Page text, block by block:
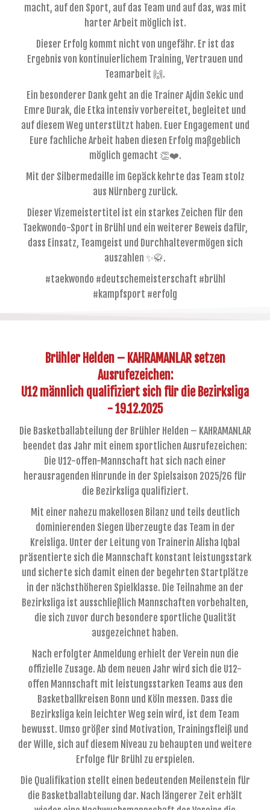
macht, auf den Sport, auf das Team und auf das, was mit
harter Arbeit möglich ist.
Dieser Erfolg kommt nicht von ungefähr. Er ist das
Ergebnis von kontinuierlichem Training, Vertrauen und
Teamarbeit 🙌.
Ein besonderer Dank geht an die Trainer Ajdin Sekic und
Emre Durak, die Etka intensiv vorbereitet, begleitet und
auf diesem Weg unterstützt haben. Euer Engagement und
Eure fachliche Arbeit haben diesen Erfolg maßgeblich
möglich gemacht 👏❤️.
Mit der Silbermedaille im Gepäck kehrte das Team stolz
aus Nürnberg zurück.
Dieser Vizemeistertitel ist ein starkes Zeichen für den
Taekwondo-Sport in Brühl und ein weiterer Beweis dafür,
dass Einsatz, Teamgeist und Durchhaltevermögen sich
auszahlen ✨🥋.
#taekwondo #deutschemeisterschaft #brühl
#kampfsport #erfolg
Brühler Helden – KAHRAMANLAR setzen
Ausrufezeichen:
U12 männlich qualifiziert sich für die Bezirksliga
- 19.12.2025
Die Basketballabteilung der Brühler Helden – KAHRAMANLAR
beendet das Jahr mit einem sportlichen Ausrufezeichen:
Die U12-offen-Mannschaft hat sich nach einer
herausragenden Hinrunde in der Spielsaison 2025/26 für
die Bezirksliga qualifiziert.
Mit einer nahezu makellosen Bilanz und teils deutlich
dominierenden Siegen überzeugte das Team in der
Kreisliga. Unter der Leitung von Trainerin Alisha Iqbal
präsentierte sich die Mannschaft konstant leistungsstark
und sicherte sich damit einen der begehrten Startplätze
in der nächsthöheren Spielklasse. Die Teilnahme an der
Bezirksliga ist ausschließlich Mannschaften vorbehalten,
die sich zuvor durch besondere sportliche Qualität
ausgezeichnet haben.
Nach erfolgter Anmeldung erhielt der Verein nun die
offizielle Zusage. Ab dem neuen Jahr wird sich die U12-
offen Mannschaft mit leistungsstarken Teams aus den
Basketballkreisen Bonn und Köln messen. Dass die
Bezirksliga kein leichter Weg sein wird, ist dem Team
bewusst. Umso größer sind Motivation, Trainingsfleiß und
der Wille, sich auf diesem Niveau zu behaupten und weitere
Erfolge für Brühl zu erspielen.
Die Qualifikation stellt einen bedeutenden Meilenstein für
die Basketballabteilung dar. Nach längerer Zeit erhält